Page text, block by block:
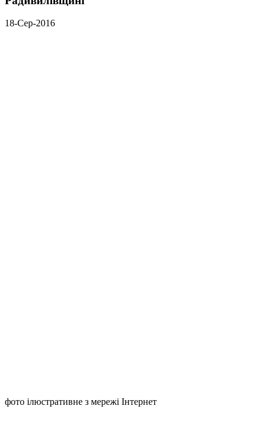
18-Сер-2016
фото ілюстративне з мережі Інтернет